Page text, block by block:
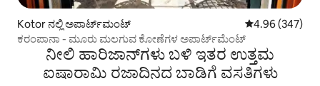
Kotor ನಲ್ಲಿ ಅಪಾರ್ಟ್‌ಮಂಟ್ 5 ರಲ್ಲಿ 4.96
4.96 (347)
ಕರಂಪಾನಾ - ಮೂರು ಮಲಗುವ ಕೋಣೆಗಳ ಅಪಾರ್ಟ್‌ಮೆಂಟ್
ನೀಲಿ ಹಾರಿಜಾನ್‌ಗಳು ಬಳಿ ಇತರ ಉತ್ತಮ
ಐಷಾರಾಮಿ ರಜಾದಿನದ ಬಾಡಿಗೆ ವಸತಿಗಳು